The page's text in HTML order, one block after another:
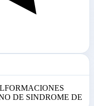
DE SINDROME DE